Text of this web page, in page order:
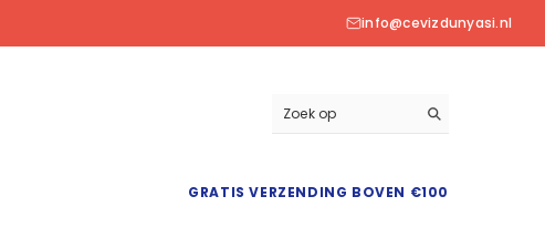
info@cevizdunyasi.nl
GRATIS VERZENDING BOVEN €100